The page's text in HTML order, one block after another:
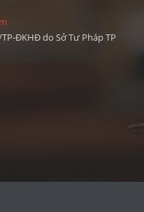
ĐKHĐ do Sở Tư Pháp TP